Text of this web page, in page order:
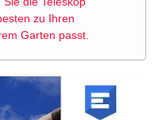
zu Ihren
Garten passt.